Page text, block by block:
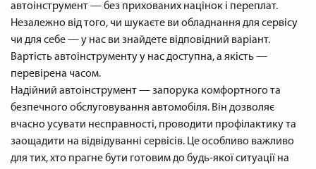
автоінструмент — без прихованих націнок і переплат.
Незалежно від того, чи шукаєте ви обладнання для сервісу
чи для себе — у нас ви знайдете відповідний варіант.
Вартість автоінструменту у нас доступна, а якість —
перевірена часом.
Надійний автоінструмент — запорука комфортного та
безпечного обслуговування автомобіля. Він дозволяє
вчасно усувати несправності, проводити профілактику та
заощадити на відвідуванні сервісів. Це особливо важливо
для тих, хто прагне бути готовим до будь-якої ситуації на